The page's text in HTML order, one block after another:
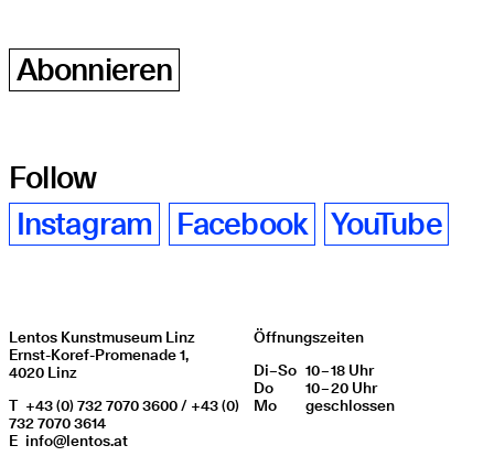
Abonnieren
Follow
Instagram
Facebook YouTube
Lentos Kunstmuseum Linz
Ernst-Koref-Promenade 1,
4020 Linz
T +43 (0) 732 7070 3600 / +43 (0)
732 7070 3614
E info@lentos.at
Öffnungszeiten
WochentagÖffnungszeiten
Di–So 10 – 18 Uhr
Do
10 – 20 Uhr
Mo
geschlos­sen